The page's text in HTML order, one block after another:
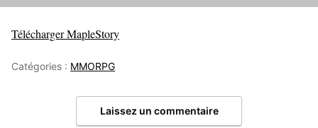
Télécharger MapleStory
Catégories : MMORPG
Laissez un commentaire